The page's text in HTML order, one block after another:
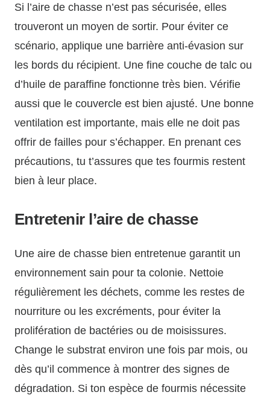
Si l’aire de chasse n’est pas sécurisée, elles
trouveront un moyen de sortir. Pour éviter ce
scénario, applique une barrière anti-évasion sur
les bords du récipient. Une fine couche de talc ou
d’huile de paraffine fonctionne très bien. Vérifie
aussi que le couvercle est bien ajusté. Une bonne
ventilation est importante, mais elle ne doit pas
offrir de failles pour s’échapper. En prenant ces
précautions, tu t’assures que tes fourmis restent
bien à leur place.
Entretenir l’aire de chasse
Une aire de chasse bien entretenue garantit un
environnement sain pour ta colonie. Nettoie
régulièrement les déchets, comme les restes de
nourriture ou les excréments, pour éviter la
prolifération de bactéries ou de moisissures.
Change le substrat environ une fois par mois, ou
dès qu’il commence à montrer des signes de
dégradation. Si ton espèce de fourmis nécessite